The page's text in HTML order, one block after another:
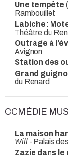
Une tempête
Rambouillet
Labiche:
Théâtre du
Outrage à
Avignon
Station des
Grand guignol
du Renard
COMÉDIE
La maison
Will - Palais
Zazie dans le